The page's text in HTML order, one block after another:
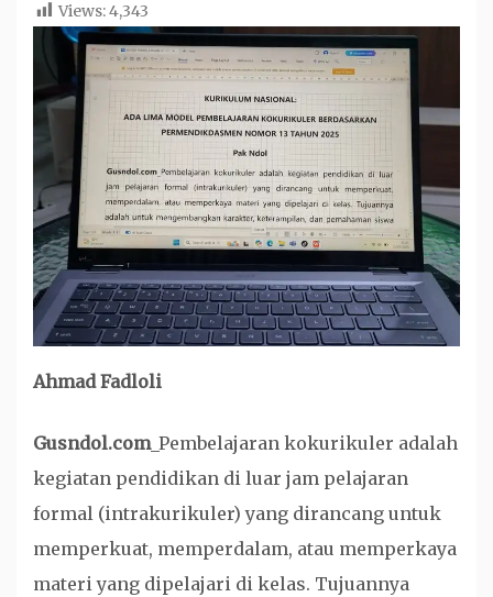
Views:4,343
Ahmad Fadloli
Gusndol.com_Pembelajaran kokurikuler adalah
kegiatan pendidikan di luar jam pelajaran
formal (intrakurikuler) yang dirancang untuk
memperkuat, memperdalam, atau memperkaya
materi yang dipelajari di kelas. Tujuannya